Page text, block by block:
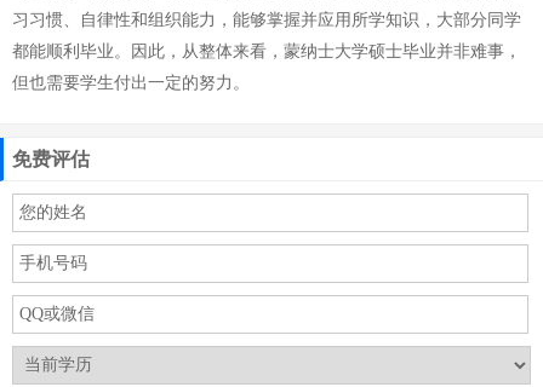
习习惯、自律性和组织能力，能够掌握并应用所学知识，大部分同学
都能顺利毕业。因此，从整体来看，蒙纳士大学硕士毕业并非难事，
但也需要学生付出一定的努力。
免费评估